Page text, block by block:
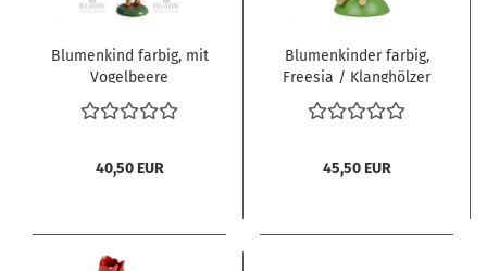
Blumenkind farbig, mit
Vogelbeere
40,50 EUR
Blumenkinder farbig,
Freesia / Klanghölzer
45,50 EUR